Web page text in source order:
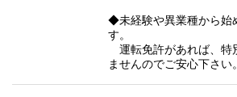
◆未経験や異業種から始
す。
運転免許があれば、特
ませんのでご安心下さい